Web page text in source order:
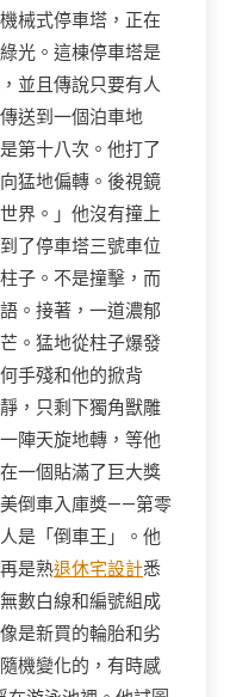
械式停車塔，正在
光。這棟停車塔是
並且傳說只要有人
送到一個泊車地
第十八次。他打了
猛地偏轉。後視鏡
界。」他沒有撞上
了停車塔三號車位
子。不是撞擊，而
。接著，一道濃郁
。猛地從柱子爆發
手殘和他的掀背
，只剩下獨角獸雕
陣天旋地轉，等他
一個貼滿了巨大獎
倒車入庫獎——第零
是「倒車王」。他
是熟退休宅設計悉
數白線和編號組成
是新買的輪胎和劣
機變化的，有時感